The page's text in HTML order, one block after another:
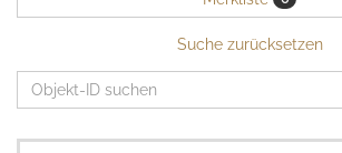
Suche zurücksetzen